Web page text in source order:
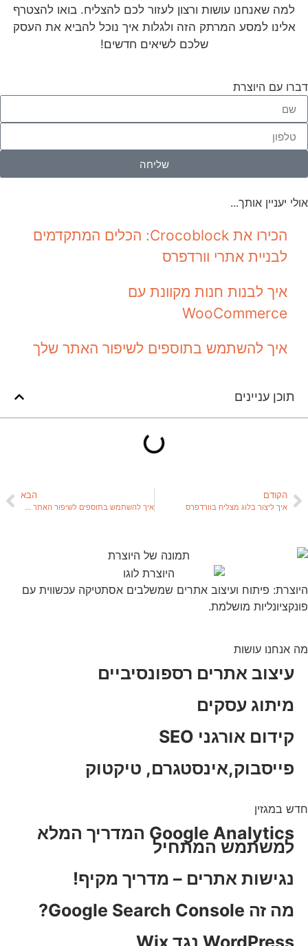
למה שאנחנו עושות ורצון לעזור לכם להצליח. בואו להצטרף
אלינו למסע המרתק הזה ולגלות איך נוכל להביא את העסק
שלכם לשיאים חדשים!
דברו עם היוצרת
שליחה
אולי יעניין אותך...
הכירו את Crocoblock: הכלים המתקדמים
לבניית אתרי וורדפרס
איך לבנות חנות מקוונת עם
WooCommerce
איך להשתמש בתוספים לשיפור האתר שלך
תוכן עניינים
הקודם
איך ליצור בלוג מצליח בוורדפרס
הבא
איך להשתמש בתוספים לשיפור האתר שלך
היוצרת: פיתוח ועיצוב אתרים שמשלבים אסתטיקה עכשווית עם
פונקציונליות מושלמת.
מה אנחנו עושות
עיצוב אתרים רספונסיביים
מיתוג עסקים
קידום אורגני SEO
פייסבוק,אינסטגרם, טיקטוק
חדש במגזין
Google Analytics המדריך המלא
למשתמש המתחיל
נגישות אתרים – מדריך מקיף!
מה זה Google Search Console?
WordPress נגד Wix